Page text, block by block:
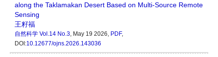
along the Taklamakan Desert Based on Multi-Source Remote
Sensing
王籽福
自然科学 Vol.14 No.3, May 19 2026, PDF,
DOI:10.12677/ojns.2026.143036